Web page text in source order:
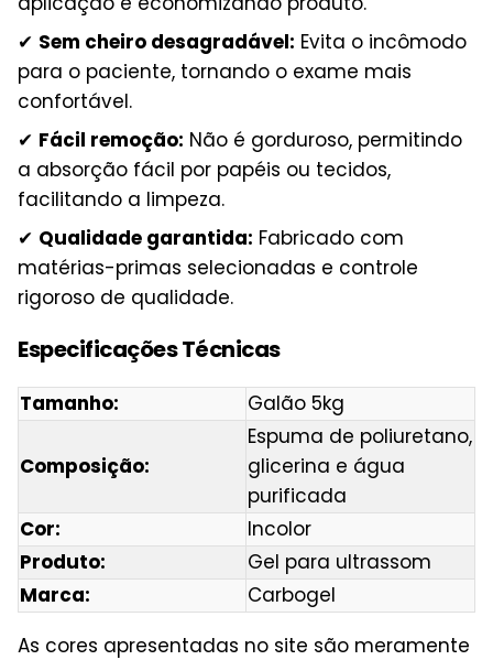
✔ Sem cheiro desagradável: Evita o incômodo
para o paciente, tornando o exame mais
confortável.
✔ Fácil remoção: Não é gorduroso, permitindo
a absorção fácil por papéis ou tecidos,
facilitando a limpeza.
✔ Qualidade garantida: Fabricado com
matérias-primas selecionadas e controle
rigoroso de qualidade.
Especificações Técnicas
Tamanho: Galão 5kg
Composição:
Espuma de poliuretano,
glicerina e água
purificada
Cor:
Incolor
Produto:
Gel para ultrassom
Marca:
Carbogel
As cores apresentadas no site são meramente